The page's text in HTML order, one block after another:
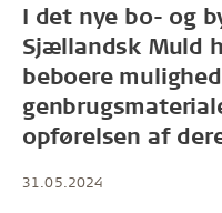
I det nye bo- og
Sjællandsk Muld
beboere
opførelsen af
31.05.2024